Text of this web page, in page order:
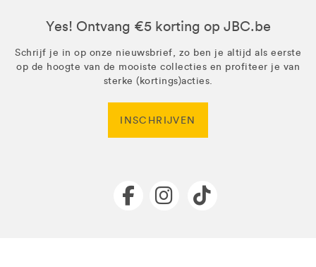
Yes! Ontvang €5 korting op JBC.be
Schrijf je in op onze nieuwsbrief, zo ben je altijd als eerste
op de hoogte van de mooiste collecties en profiteer je van
sterke (kortings)acties.
INSCHRIJVEN